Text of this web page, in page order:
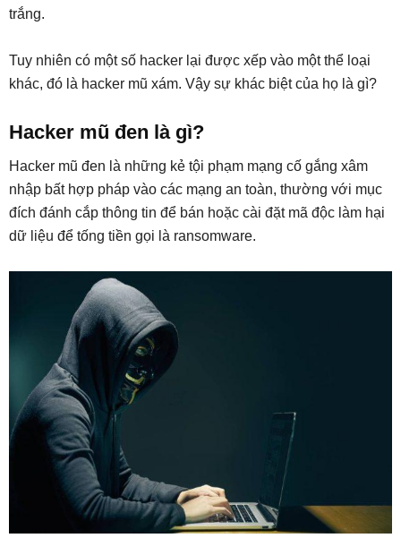
trắng.
Tuy nhiên có một số hacker lại được xếp vào một thể loại
khác, đó là hacker mũ xám. Vậy sự khác biệt của họ là gì?
Hacker mũ đen là gì?
Hacker mũ đen là những kẻ tội phạm mạng cố gắng xâm
nhập bất hợp pháp vào các mạng an toàn, thường với mục
đích đánh cắp thông tin để bán hoặc cài đặt mã độc làm hại
dữ liệu để tống tiền gọi là ransomware.